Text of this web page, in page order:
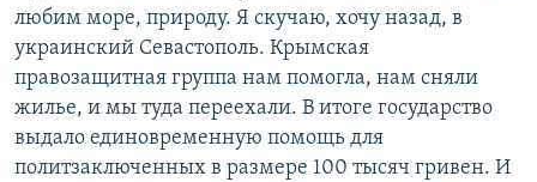
любим море, природу. Я скучаю, хочу назад, в
украинский Севастополь. Крымская
правозащитная группа нам помогла, нам сняли
жилье, и мы туда переехали. В итоге государство
выдало единовременную помощь для
политзаключенных в размере 100 тысяч гривен. И